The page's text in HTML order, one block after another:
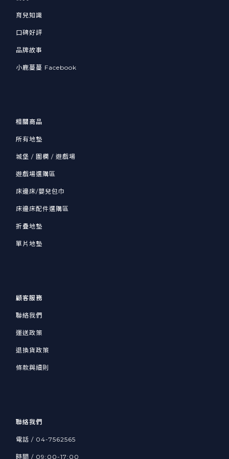
育兒知識
口碑好評
品牌故事
小鹿蔓蔓 Facebook
相關商品
所有地墊
城堡 / 圍欄 / 遊戲場
遊戲場選購區
床邊床/嬰兒包巾
床邊床配件選購區
折疊地墊
單片地墊
顧客服務
聯絡我們
運送政策
退換貨政策
條款與細則
聯絡我們
電話 / 04-7562565
時間 / 09:00-17:00